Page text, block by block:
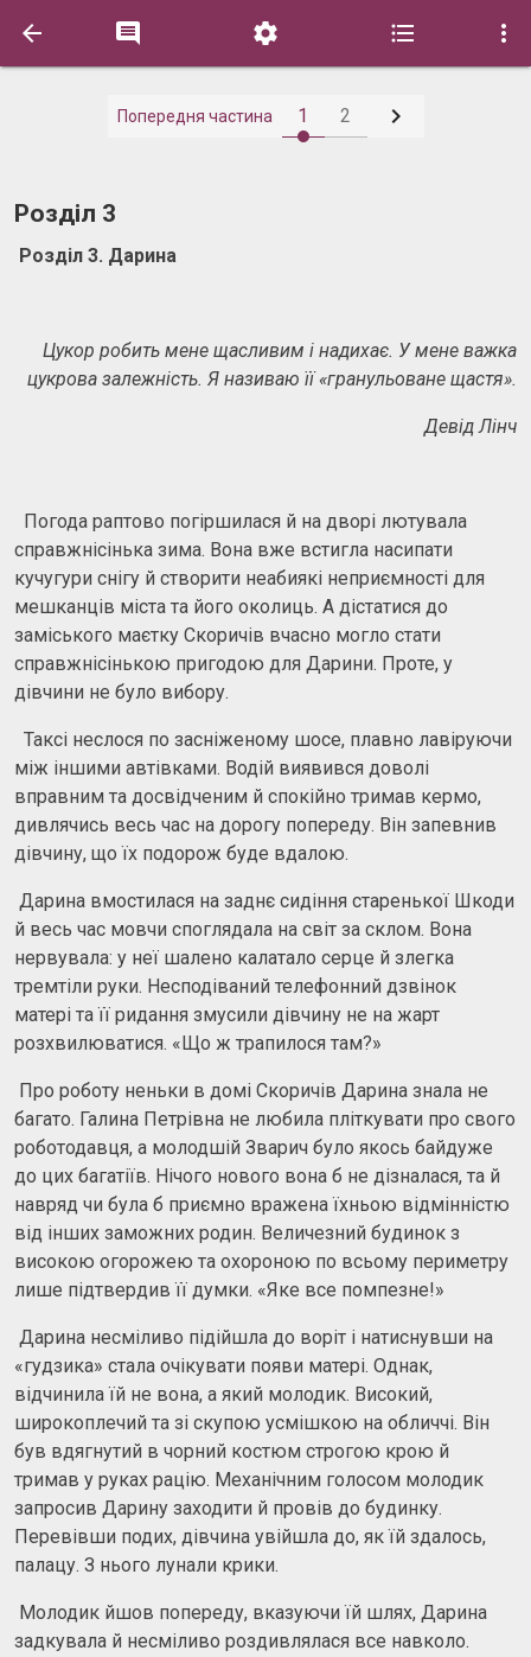
    
Попередня частина 1 2 
Розділ 3
Розділ 3. Дарина
Цукор робить мене щасливим і надихає. У мене важка
цукрова залежність. Я називаю її «гранульоване щастя».
Девід Лінч
Погода раптово погіршилася й на дворі лютувала
справжнісінька зима. Вона вже встигла насипати
кучугури снігу й створити неабиякі неприємності для
мешканців міста та його околиць. А дістатися до
заміського маєтку Скоричів вчасно могло стати
справжнісінькою пригодою для Дарини. Проте, у
дівчини не було вибору.
Таксі неслося по засніженому шосе, плавно лавіруючи
між іншими автівками. Водій виявився доволі
вправним та досвідченим й спокійно тримав кермо,
дивлячись весь час на дорогу попереду. Він запевнив
дівчину, що їх подорож буде вдалою.
Дарина вмостилася на заднє сидіння старенької Шкоди
й весь час мовчи споглядала на світ за склом. Вона
нервувала: у неї шалено калатало серце й злегка
тремтіли руки. Несподіваний телефонний дзвінок
матері та її ридання змусили дівчину не на жарт
розхвилюватися. «Що ж трапилося там?»
Про роботу неньки в домі Скоричів Дарина знала не
багато. Галина Петрівна не любила пліткувати про свого
роботодавця, а молодшій Зварич було якось байдуже
до цих багатіїв. Нічого нового вона б не дізналася, та й
навряд чи була б приємно вражена їхньою відмінністю
від інших заможних родин. Величезний будинок з
високою огорожею та охороною по всьому периметру
лише підтвердив її думки. «Яке все помпезне!»
Дарина несміливо підійшла до воріт і натиснувши на
«гудзика» стала очікувати появи матері. Однак,
відчинила їй не вона, а який молодик. Високий,
широкоплечий та зі скупою усмішкою на обличчі. Він
був вдягнутий в чорний костюм строгою крою й
тримав у руках рацію. Механічним голосом молодик
запросив Дарину заходити й провів до будинку.
Перевівши подих, дівчина увійшла до, як їй здалось,
палацу. З нього лунали крики.
Молодик йшов попереду, вказуючи їй шлях, Дарина
задкувала й несміливо роздивлялася все навколо.